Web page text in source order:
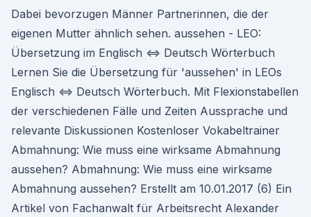
Dabei bevorzugen Männer Partnerinnen, die der
eigenen Mutter ähnlich sehen. aussehen - LEO:
Übersetzung im Englisch ⇔ Deutsch Wörterbuch
Lernen Sie die Übersetzung für 'aussehen' in LEOs
Englisch ⇔ Deutsch Wörterbuch. Mit Flexionstabellen
der verschiedenen Fälle und Zeiten Aussprache und
relevante Diskussionen Kostenloser Vokabeltrainer
Abmahnung: Wie muss eine wirksame Abmahnung
aussehen? Abmahnung: Wie muss eine wirksame
Abmahnung aussehen? Erstellt am 10.01.2017 (6) Ein
Artikel von Fachanwalt für Arbeitsrecht Alexander